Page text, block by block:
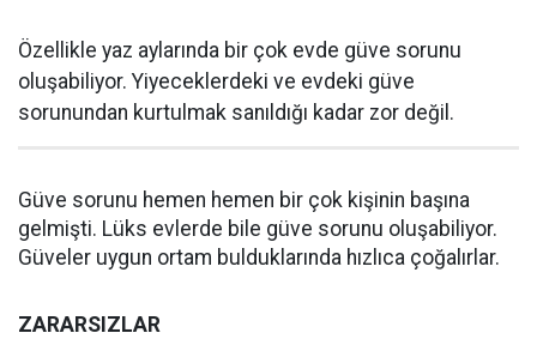
Özellikle yaz aylarında bir çok evde güve sorunu
oluşabiliyor. Yiyeceklerdeki ve evdeki güve
sorunundan kurtulmak sanıldığı kadar zor değil.
Güve sorunu hemen hemen bir çok kişinin başına
gelmişti. Lüks evlerde bile güve sorunu oluşabiliyor.
Güveler uygun ortam bulduklarında hızlıca çoğalırlar.
ZARARSIZLAR